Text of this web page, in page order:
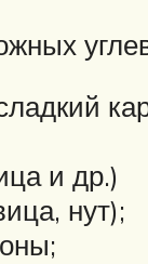
и др.)
нут);